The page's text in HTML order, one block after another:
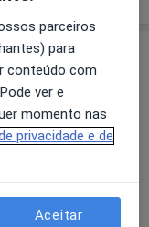
clínico e
Lisboa1050-053
novo separador
parceiros
para
conteúdo com
ver e
momento nas
privacidade e de
Aceitar